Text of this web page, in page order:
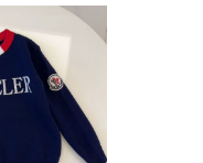
Moncler 長
グロンT
袖 シンプル
tシャツ 無
プス キレ
服 冬 ゆっ